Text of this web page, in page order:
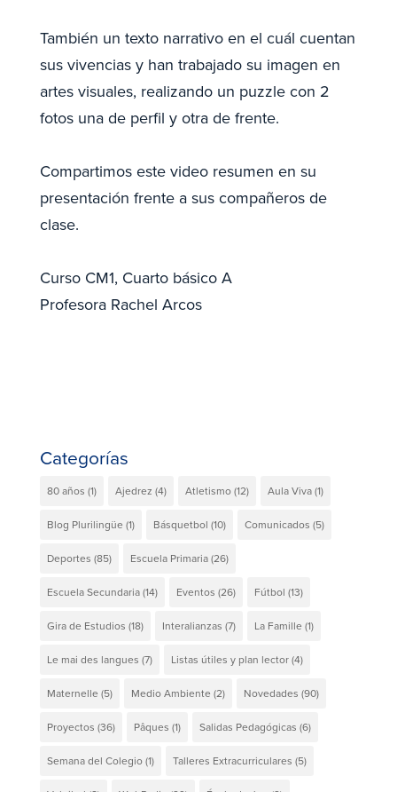
También un texto narrativo en el cuál cuentan
sus vivencias y han trabajado su imagen en
artes visuales, realizando un puzzle con 2
fotos una de perfil y otra de frente.
Compartimos este video resumen en su
presentación frente a sus compañeros de
clase.
Curso CM1, Cuarto básico A
Profesora Rachel Arcos
Categorías
80 años (1) Ajedrez (4) Atletismo(12) Aula Viva(1)
Blog Plurilingüe (1) Básquetbol (10) Comunicados (5)
Deportes (85) Escuela Primaria(26)
Escuela Secundaria(14) Eventos (26) Fútbol (13)
Gira de Estudios (18) Interalianzas (7) La Famille (1)
Le mai des langues (7) Listas útiles y plan lector(4)
Maternelle (5) Medio Ambiente (2) Novedades (90)
Proyectos (36) Pâques (1) Salidas Pedagógicas (6)
Semana del Colegio(1) Talleres Extracurriculares (5)